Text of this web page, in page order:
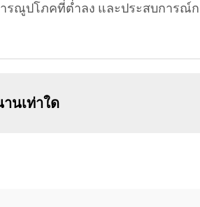
รณูปโภคที่ต่ำลง และประสบการณ์
นเท่าใด